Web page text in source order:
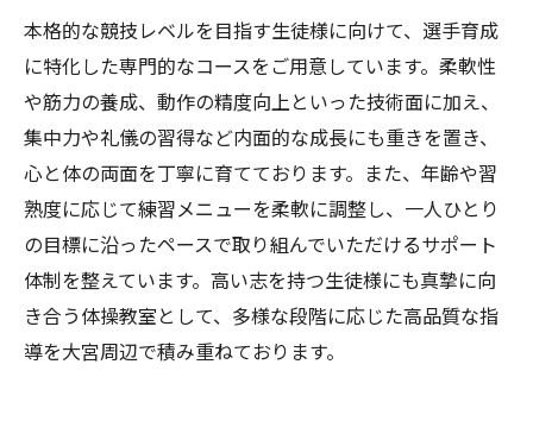
本格的な競技レベルを目指す生徒様に向けて、選手育成
に特化した専門的なコースをご用意しています。柔軟性
や筋力の養成、動作の精度向上といった技術面に加え、
集中力や礼儀の習得など内面的な成長にも重きを置き、
心と体の両面を丁寧に育てております。また、年齢や習
熟度に応じて練習メニューを柔軟に調整し、一人ひとり
の目標に沿ったペースで取り組んでいただけるサポート
体制を整えています。高い志を持つ生徒様にも真摯に向
き合う体操教室として、多様な段階に応じた高品質な指
導を大宮周辺で積み重ねております。